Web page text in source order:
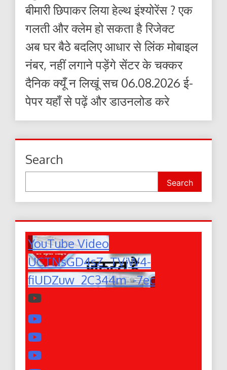
बीमारी छिपाकर लिया हेल्थ इंश्योरेंस ? एक
गलती और क्लेम हो सकता है रिजेक्ट
अब घर बैठे बदलिए आधार से लिंक मोबाइल
नंबर, नहीं लगाने पड़ेंगे सेंटर के चक्कर
दैनिक क्यूँ न लिखूं सच 06.08.2026 ई-
पेपर यहाँ से पढ़ें और डाउनलोड करे
Search
Search
YouTube Video
UCTNsGD4sZ_TVjW4-
fiUDZuw_2C344m_-7ec